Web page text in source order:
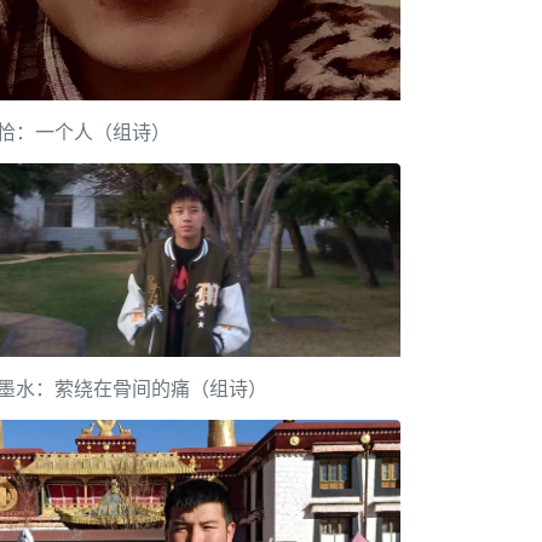
：一个人（组诗）
水：萦绕在骨间的痛（组诗）